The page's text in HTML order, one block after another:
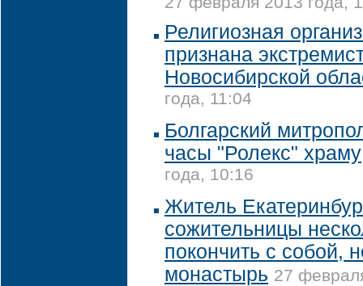
Религиозная
признана
Новосибирской
года, 11:04
Болгарский
часы "Ролекс" храму
года, 10:16
Житель
сожительницы
покончить с собой,
монастырь 27